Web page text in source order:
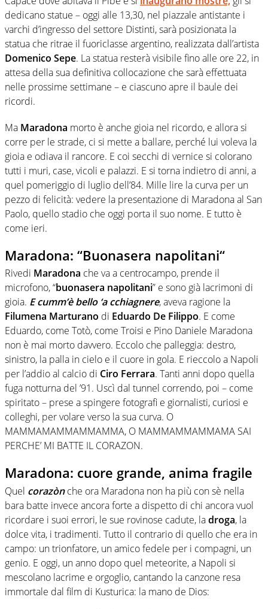
dedicano statue – oggi alle 13,30, nel piazzale antistante i
varchi d’ingresso del settore Distinti, sarà posizionata la
statua che ritrae il fuoriclasse argentino, realizzata dall’artista
Domenico Sepe. La statua resterà visibile fino alle ore 22, in
attesa della sua definitiva collocazione che sarà effettuata
nelle prossime settimane – e ciascuno apre il baule dei
ricordi.
Ma Maradona morto è anche gioia nel ricordo, e allora si
corre per le strade, ci si mette a ballare, perché lui voleva la
gioia e odiava il rancore. E coi secchi di vernice si colorano
tutti i muri, case, vicoli e palazzi. E si torna indietro di anni, a
quel pomeriggio di luglio dell’84. Mille lire la curva per un
pezzo di felicità: vedere la presentazione di Maradona al San
Paolo, quello stadio che oggi porta il suo nome. E tutto è
come ieri.
Maradona: “Buonasera napolitani“
Rivedi Maradona che va a centrocampo, prende il
microfono, “buonasera napolitani” e sono già lacrimoni di
gioia. E cumm’è bello ‘a cchiagnere, aveva ragione la
Filumena Marturano di Eduardo De Filippo. E come
Eduardo, come Totò, come Troisi e Pino Daniele Maradona
non è mai morto davvero. Eccolo che palleggia: destro,
sinistro, la palla in cielo e il cuore in gola. E rieccolo a Napoli
per l’addio al calcio di Ciro Ferrara. Tanti anni dopo quella
fuga notturna del ’91. Uscì dal tunnel correndo, poi – come
spiritato – prese a spingere fotografi e giornalisti, curiosi e
colleghi, per volare verso la sua curva. O
MAMMAMAMMAMMAMMA, O MAMMAMMAMMAMA SAI
PERCHE’ MI BATTE IL CORAZON.
Maradona: cuore grande, anima fragile
Quel corazònche ora Maradona non ha più con sè nella
bara batte invece ancora forte a dispetto di chi ancora vuol
ricordare i suoi errori, le sue rovinose cadute, ladroga, la
dolce vita, i tradimenti. Tutto il contrario di quello che era in
campo: un trionfatore, un amico fedele per i compagni, un
genio. E oggi, un anno dopo quel meteorite, a Napoli si
mescolano lacrime e orgoglio, cantando la canzone resa
immortale dal film di Kusturica: la mano de Dios: